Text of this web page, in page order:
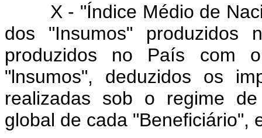
X - "Índice Médio de
dos "Insumos"
produzidos no País com
"lnsumos", deduzidos os
realizadas sob o regime
global de cada "Beneficiário",